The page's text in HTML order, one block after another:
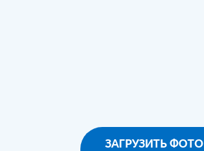
ЗАГРУЗИТЬ ФОТО